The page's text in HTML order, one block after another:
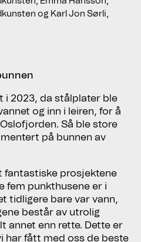
og Karl Jon Sørli,
i 2023, da stålplater ble
og inn i leiren, for å
Så ble store
på bunnen av
fantastiske prosjektene
fem punkthusene er i
tidligere bare var vann,
består av utrolig
annet enn rette. Dette er
har fått med oss de beste